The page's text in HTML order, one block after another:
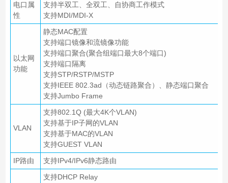
电口属
性
支持半双工、全双工、自协商工作模式
支持MDI/MDI-X
以太网
功能
静态MAC配置
支持端口镜像和流镜像功能
支持端口聚合(聚合组端口最大8个端口)
支持端口隔离
支持STP/RSTP/MSTP
支持IEEE 802.3ad（动态链路聚合）、静态端口聚合
支持Jumbo Frame
VLAN
支持802.1Q (最大4K个VLAN)
支持基于IP子网的VLAN
支持基于MAC的VLAN
支持GUEST VLAN
IP路由
支持IPv4/IPv6静态路由
支持DHCP Relay